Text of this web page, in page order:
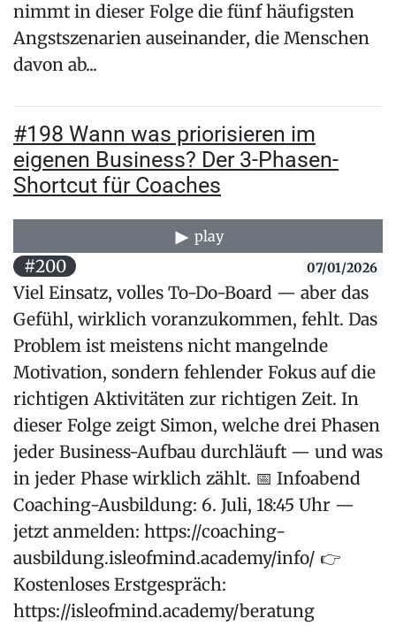
nimmt in dieser Folge die fünf häufigsten
Angstszenarien auseinander, die Menschen
davon ab...
#198 Wann was priorisieren im
eigenen Business? Der 3-Phasen-
Shortcut für Coaches
play
#200 07/01/2026
Viel Einsatz, volles To-Do-Board — aber das
Gefühl, wirklich voranzukommen, fehlt. Das
Problem ist meistens nicht mangelnde
Motivation, sondern fehlender Fokus auf die
richtigen Aktivitäten zur richtigen Zeit. In
dieser Folge zeigt Simon, welche drei Phasen
jeder Business-Aufbau durchläuft — und was
in jeder Phase wirklich zählt. 📅 Infoabend
Coaching-Ausbildung: 6. Juli, 18:45 Uhr —
jetzt anmelden: https://coaching-
ausbildung.isleofmind.academy/info/ 👉
Kostenloses Erstgespräch:
https://isleofmind.academy/beratung